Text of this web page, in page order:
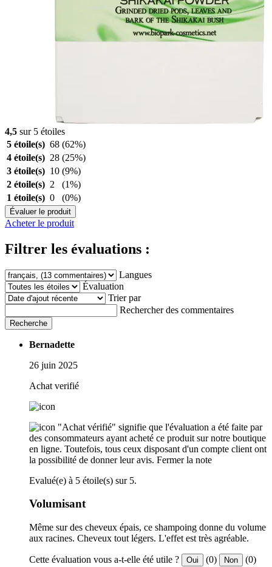
4,5 sur 5 étoiles
5 étoile(s) 68 (62%)
4 étoile(s) 28 (25%)
3 étoile(s) 10 (9%)
2 étoile(s) 2
(1%)
1 étoile(s) 0 (0%)
Évaluer le produit
Acheter le produit
Filtrer les évaluations :
Langues
Évaluation
Trier par
Rechercher des commentaires
Recherche
Bernadette
26 juin 2025
Achat verifié
"Achat vérifié" signifie que l'évaluation a été faite par
des consommateurs ayant acheté ce produit sur notre boutique
en ligne. Toutefois, tous ceux disposant d'un compte client ont
la possibilité de donner leur avis. Fermer la note
Evalué(e) à 5 étoile(s) sur 5.
Volumisant
Même sur des cheveux épais, ce shampoing donne du volume
aux racines. Cheveux tout légers. L'effet est très agréable.
Cette évaluation vous a-t-elle été utile ? Oui (0) Non (0)